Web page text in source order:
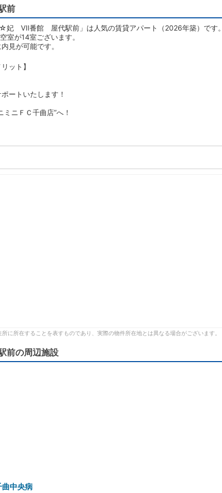
前
妃 Ⅶ番館 屋代駅前」は人気の賃貸アパート（2026年築）です。
室が14室ございます。
見が可能です。
ット】
ートいたします！
ニＦＣ千曲店”へ！
に所在することを表すものであり、実際の物件所在地とは異なる場合がございます。
の周辺施設
中央病